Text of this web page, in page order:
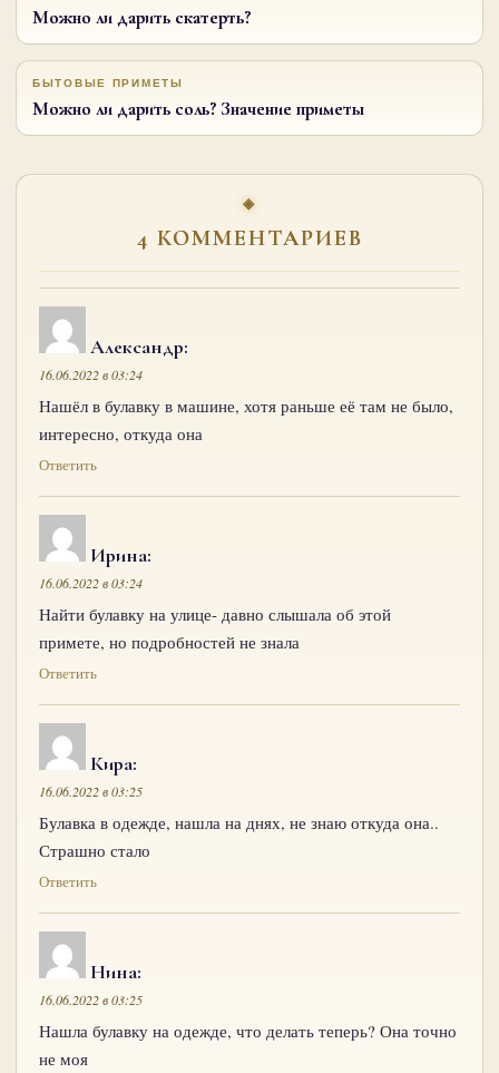
Можно ли дарить скатерть?
БЫТОВЫЕ ПРИМЕТЫ
Можно ли дарить соль? Значение приметы
4 КОММЕНТАРИЕВ
Александр:
16.06.2022 в 03:24
Нашёл в булавку в машине, хотя раньше её там не было,
интересно, откуда она
Ответить
Ирина:
16.06.2022 в 03:24
Найти булавку на улице- давно слышала об этой
примете, но подробностей не знала
Ответить
Кира:
16.06.2022 в 03:25
Булавка в одежде, нашла на днях, не знаю откуда она..
Страшно стало
Ответить
Нина:
16.06.2022 в 03:25
Нашла булавку на одежде, что делать теперь? Она точно
не моя